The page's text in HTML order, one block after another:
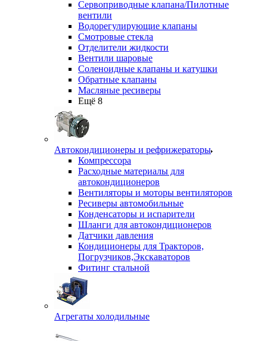
Сервоприводные клапана/Пилотные
вентили
Водорегулирующие клапаны
Смотровые стекла
Отделители жидкости
Вентили шаровые
Соленоидные клапаны и катушки
Обратные клапаны
Масляные ресиверы
Ещё 8
Автокондиционеры и рефрижераторы
Компрессора
Расходные материалы для
автокондиционеров
Вентиляторы и моторы вентиляторов
Ресиверы автомобильные
Конденсаторы и испарители
Шланги для автокондиционеров
Датчики давления
Кондиционеры для Тракторов,
Погрузчиков,Экскаваторов
Фитинг стальной
Агрегаты холодильные